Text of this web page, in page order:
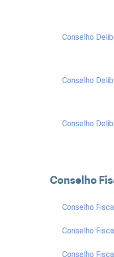
Conselho
Conselho
Conselho
Conselho
Conselho
Conselho
Conselho